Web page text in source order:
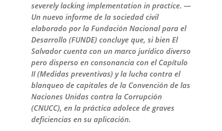
severely lacking implementation in practice. —
Un nuevo informe de la sociedad civil
elaborado por la Fundación Nacional para el
Desarrollo (FUNDE) concluye que, si bien El
Salvador cuenta con un marco jurídico diverso
pero disperso en consonancia con el Capítulo
II (Medidas preventivas) y la lucha contra el
blanqueo de capitales de la Convención de las
Naciones Unidas contra la Corrupción
(CNUCC), en la práctica adolece de graves
deficiencias en su aplicación.